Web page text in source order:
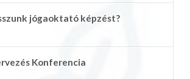
jógaoktató képzést?
Konferencia